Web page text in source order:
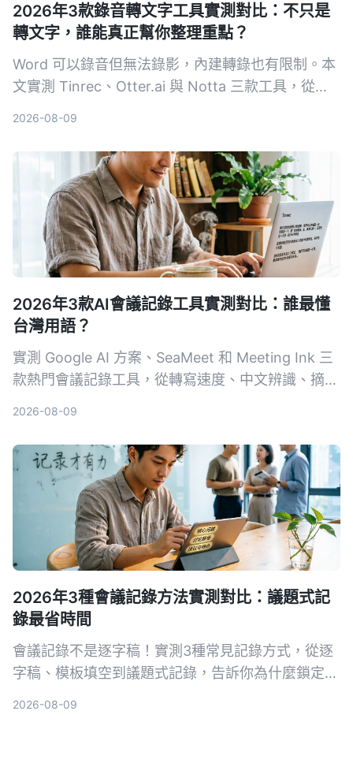
2026年3款錄音轉文字工具實測對比：不只是
轉文字，誰能真正幫你整理重點？
Word 可以錄音但無法錄影，內建轉錄也有限制。本
文實測 Tinrec、Otter.ai 與 Notta 三款工具，從輸
2026-08-09
2026年3款AI會議記錄工具實測對比：誰最懂
台灣用語？
實測 Google AI 方案、SeaMeet 和 Meeting Ink 三
款熱門會議記錄工具，從轉寫速度、中文辨識、摘要
2026-08-09
2026年3種會議記錄方法實測對比：議題式記
錄最省時間
會議記錄不是逐字稿！實測3種常見記錄方式，從逐
字稿、模板填空到議題式記錄，告訴你為什麼鎖定
2026-08-09